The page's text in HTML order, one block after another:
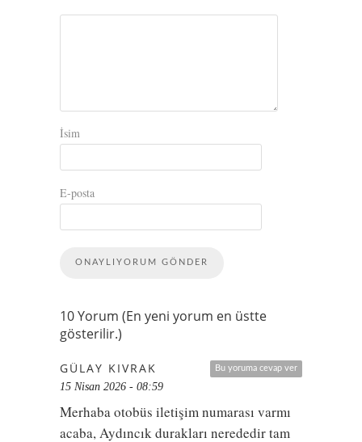
İsim
E-posta
10 Yorum (En yeni yorum en üstte
gösterilir.)
Bu yoruma cevap ver
GÜLAY KIVRAK
15 Nisan 2026 - 08:59
Merhaba otobüs iletişim numarası varmı
acaba, Aydıncık durakları nerededir tam